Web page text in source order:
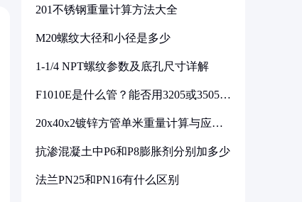
201不锈钢重量计算方法大全
M20螺纹大径和小径是多少
1-1/4 NPT螺纹参数及底孔尺寸详解
F1010E是什么管？能否用3205或3505代
20x40x2镀锌方管单米重量计算与应用
抗渗混凝土中P6和P8膨胀剂分别加多少
法兰PN25和PN16有什么区别